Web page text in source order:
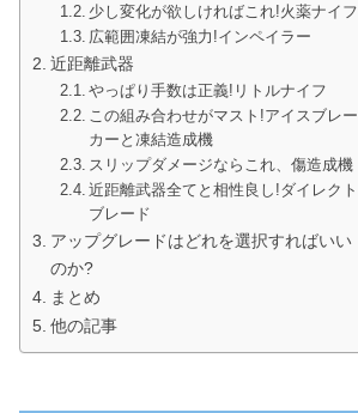
少し変化が欲しければこれ!火薬ナイフ
広範囲凍結が強力!インペイラー
近距離武器
やっぱり手数は正義!リトルナイフ
この組み合わせがマスト!アイスブレー
カーと凍結造成機
スリップダメージならこれ、傷造成機
近距離武器全てと相性良し!ダイレクト
ブレード
アップグレードはどれを選択すればいい
のか?
まとめ
他の記事